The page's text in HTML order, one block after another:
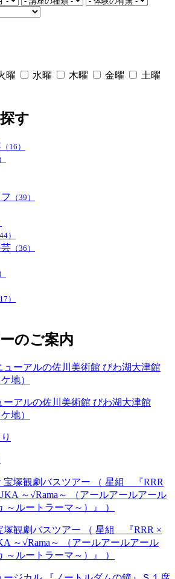
曜 水曜 木曜 金曜 土曜
す
（16）
（39）
）
（36）
）
のご案内
ーアルの佐川美術館 びわ湖大津館
地）
塚観劇バスツアー （ 星組 『RRR ×
～√Rama～ （アールアールアール
～ルートラーマ～）』 ）